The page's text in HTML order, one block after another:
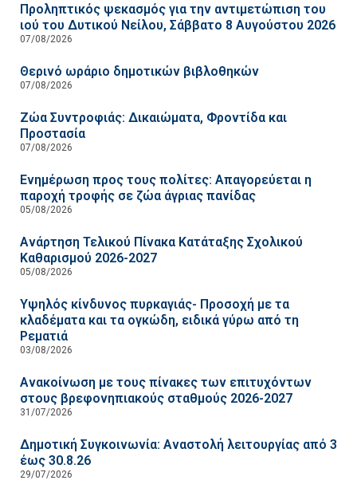
Προληπτικός ψεκασμός για την αντιμετώπιση του
ιού του Δυτικού Νείλου, Σάββατο 8 Αυγούστου 2026
07/08/2026
Θερινό ωράριο δημοτικών βιβλοθηκών
07/08/2026
Ζώα Συντροφιάς: Δικαιώματα, Φροντίδα και
Προστασία
07/08/2026
Ενημέρωση προς τους πολίτες: Απαγορεύεται η
παροχή τροφής σε ζώα άγριας πανίδας
05/08/2026
Ανάρτηση Τελικού Πίνακα Κατάταξης Σχολικού
Καθαρισμού 2026-2027
05/08/2026
Υψηλός κίνδυνος πυρκαγιάς- Προσοχή με τα
κλαδέματα και τα ογκώδη, ειδικά γύρω από τη
Ρεματιά
03/08/2026
Ανακοίνωση με τους πίνακες των επιτυχόντων
στους βρεφονηπιακούς σταθμούς 2026-2027
31/07/2026
Δημοτική Συγκοινωνία: Αναστολή λειτουργίας από 3
έως 30.8.26
29/07/2026